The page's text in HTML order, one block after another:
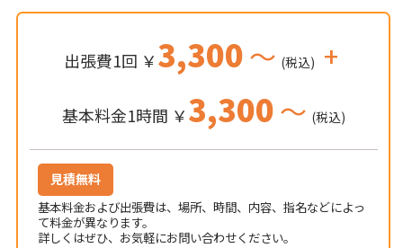
出張費1回 ￥3,300～ (税込) +
基本料金1時間 ￥3,300～ (税込)
見積無料
基本料金および出張費は、場所、時間、内容、指名などによっ
て料金が異なります。
詳しくはぜひ、お気軽にお問い合わせください。